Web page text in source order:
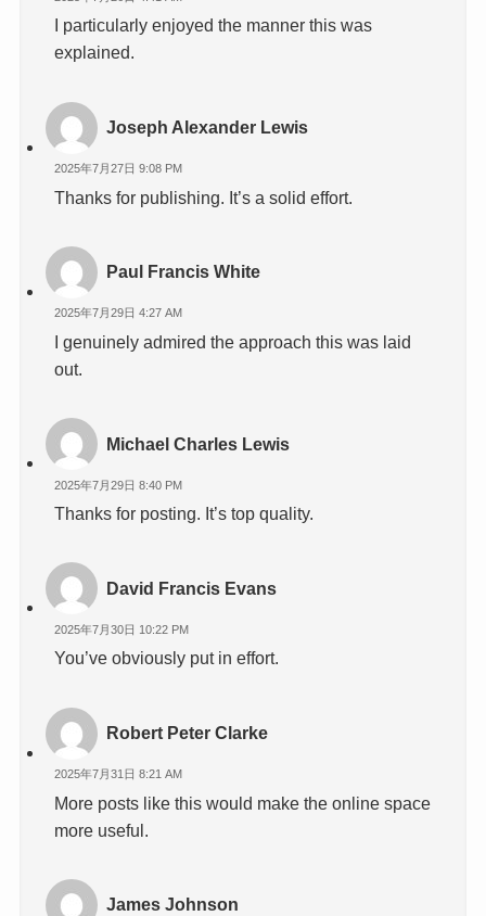
I particularly enjoyed the manner this was
explained.
Joseph Alexander Lewis
2025年7月27日 9:08 PM
Thanks for publishing. It’s a solid effort.
Paul Francis White
2025年7月29日 4:27 AM
I genuinely admired the approach this was laid
out.
Michael Charles Lewis
2025年7月29日 8:40 PM
Thanks for posting. It’s top quality.
David Francis Evans
2025年7月30日 10:22 PM
You’ve obviously put in effort.
Robert Peter Clarke
2025年7月31日 8:21 AM
More posts like this would make the online space
more useful.
James Johnson